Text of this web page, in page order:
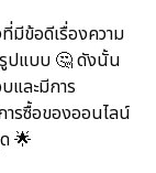
มีข้อดีเรื่องความ
รูปแบบ 🤔 ดังนั้น
และมีการ
ารซื้อของออนไลน์
🌟